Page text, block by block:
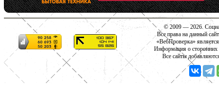
© 2009 — 2026.
Все права на данный
«ВебПроверка»
Информация о сторонних
Все сайты